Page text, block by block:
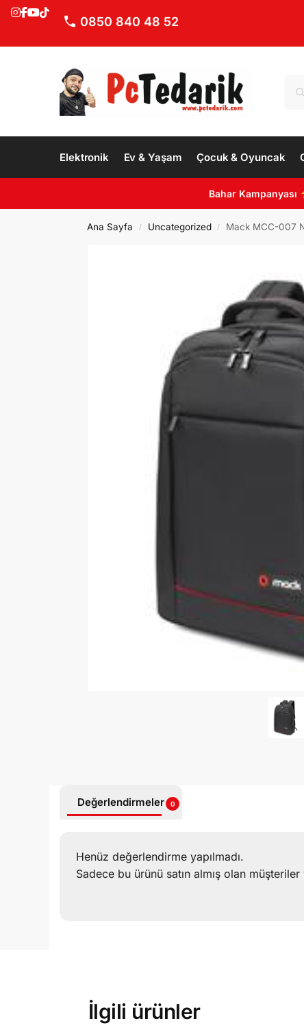
0850 840 48 52
Elektronik Ev & Yaşam Çocuk & Oyuncak
Bahar Kampanyası
Ana Sayfa / Uncategorized / Mack MCC-007
Değerlendirmeler 0
Henüz değerlendirme yapılmadı.
Sadece bu ürünü satın almış olan
İlgili ürünler